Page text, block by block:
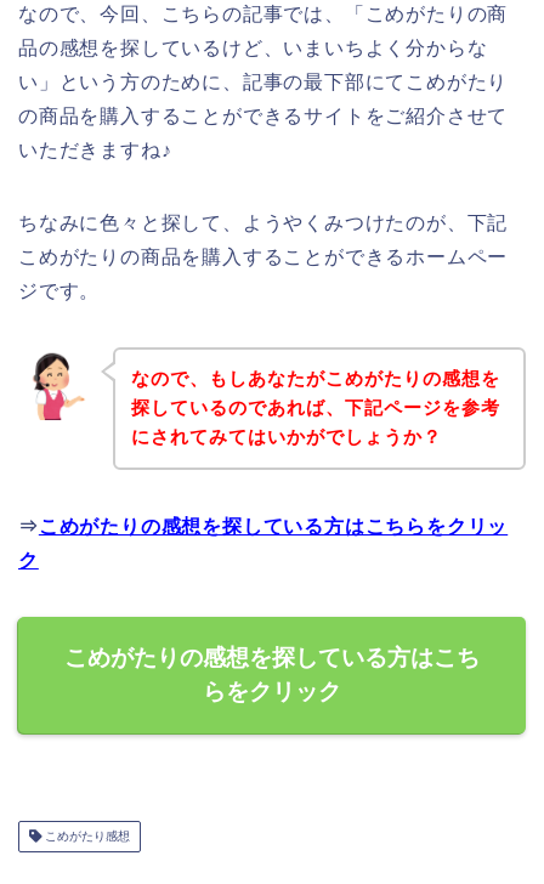
なので、今回、こちらの記事では、「こめがたりの商
品の感想を探しているけど、いまいちよく分からな
い」という方のために、記事の最下部にてこめがたり
の商品を購入することができるサイトをご紹介させて
いただきますね♪
ちなみに色々と探して、ようやくみつけたのが、下記
こめがたりの商品を購入することができるホームペー
ジです。
なので、もしあなたがこめがたりの感想を
探しているのであれば、下記ページを参考
にされてみてはいかがでしょうか？
⇒ こめがたりの感想を探している方はこちらをクリッ
ク
こめがたりの感想を探している方はこち
らをクリック
こめがたり感想